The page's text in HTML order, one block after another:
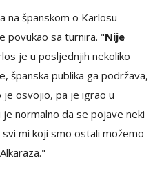
na španskom o Karlosu
povukao sa turnira. "Nije
je u posljednjih nekoliko
španska publika ga podržava,
je osvojio, pa je igrao u
je normalno da se pojave neki
mi koji smo ostali možemo